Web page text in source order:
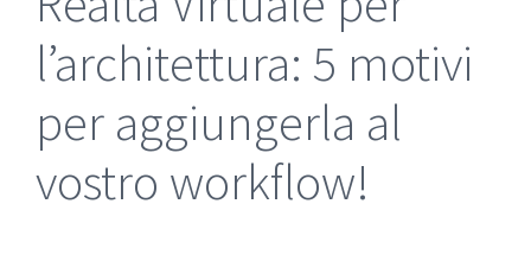
l’architettura: 5 motivi
per aggiungerla al
vostro workflow!